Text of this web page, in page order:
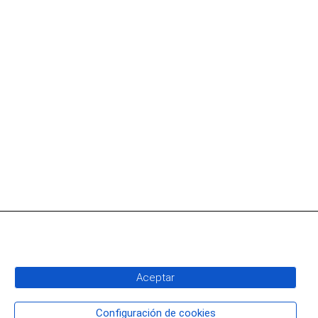
Aceptar
Configuración de cookies